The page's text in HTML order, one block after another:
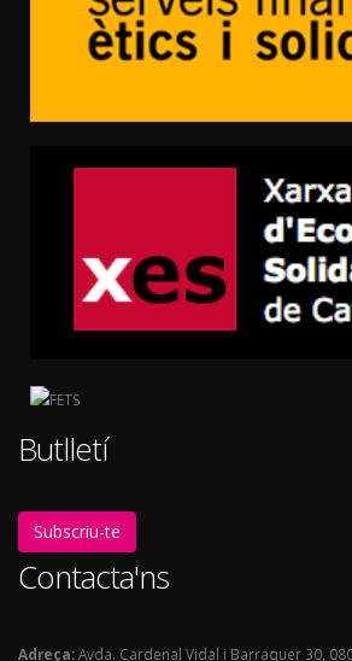
Butlletí
Subscriu-te
Contacta'ns
Adreça:Avda. Cardenal Vidal i Barraquer 30,